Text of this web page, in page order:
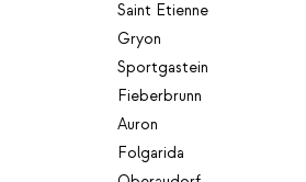
Saint Etienne
Gryon
Sportgastein
Fieberbrunn
Auron
Folgarida